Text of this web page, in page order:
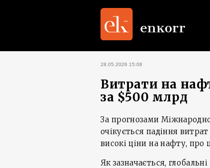
28.05.2026 15:08
Витрати на
за $500 млрд
За прогнозами
очікується падіння
високі ціни на нафту,
Як зазначається,